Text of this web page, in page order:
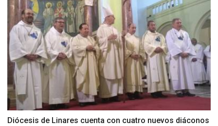
Diócesis de Linares cuenta con cuatro nuevos diáconos